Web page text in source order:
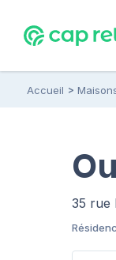
Accueil
35 rue